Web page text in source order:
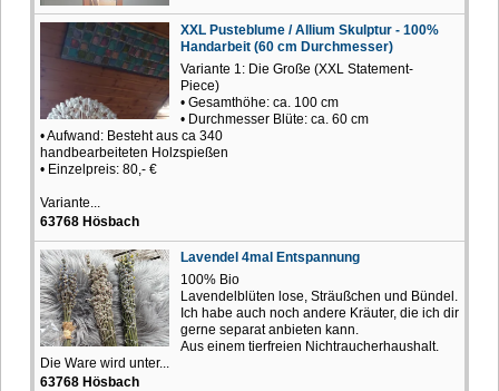
XXL Pusteblume / Allium Skulptur - 100%
Handarbeit (60 cm Durchmesser)
Variante 1: Die Große (XXL Statement-
Piece)
• Gesamthöhe: ca. 100 cm
• Durchmesser Blüte: ca. 60 cm
• Aufwand: Besteht aus ca 340
handbearbeiteten Holzspießen
• Einzelpreis: 80,- €
Variante...
63768 Hösbach
Lavendel 4mal Entspannung
100% Bio
Lavendelblüten lose, Sträußchen und Bündel.
Ich habe auch noch andere Kräuter, die ich dir
gerne separat anbieten kann.
Aus einem tierfreien Nichtraucherhaushalt.
Die Ware wird unter...
63768 Hösbach